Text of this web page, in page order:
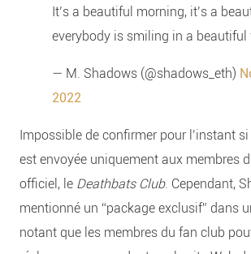
It’s a beautiful morning, it’s a
everybody is smiling in a
— M. Shadows (@shadows_eth)
2022
Impossible de confirmer pour l’instant
est envoyée uniquement aux membres
officiel, le Deathbats Club. Cependant,
mentionné un “package exclusif” dans
notant que les membres du fan club